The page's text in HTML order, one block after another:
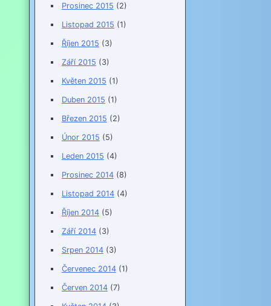
Prosinec 2015 (2)
Listopad 2015 (1)
Říjen 2015 (3)
Září 2015 (3)
Květen 2015 (1)
Duben 2015 (1)
Březen 2015 (2)
Únor 2015 (5)
Leden 2015 (4)
Prosinec 2014(8)
Listopad 2014(4)
Říjen 2014(5)
Září 2014(3)
Srpen 2014(3)
Červenec 2014(1)
Červen 2014(7)